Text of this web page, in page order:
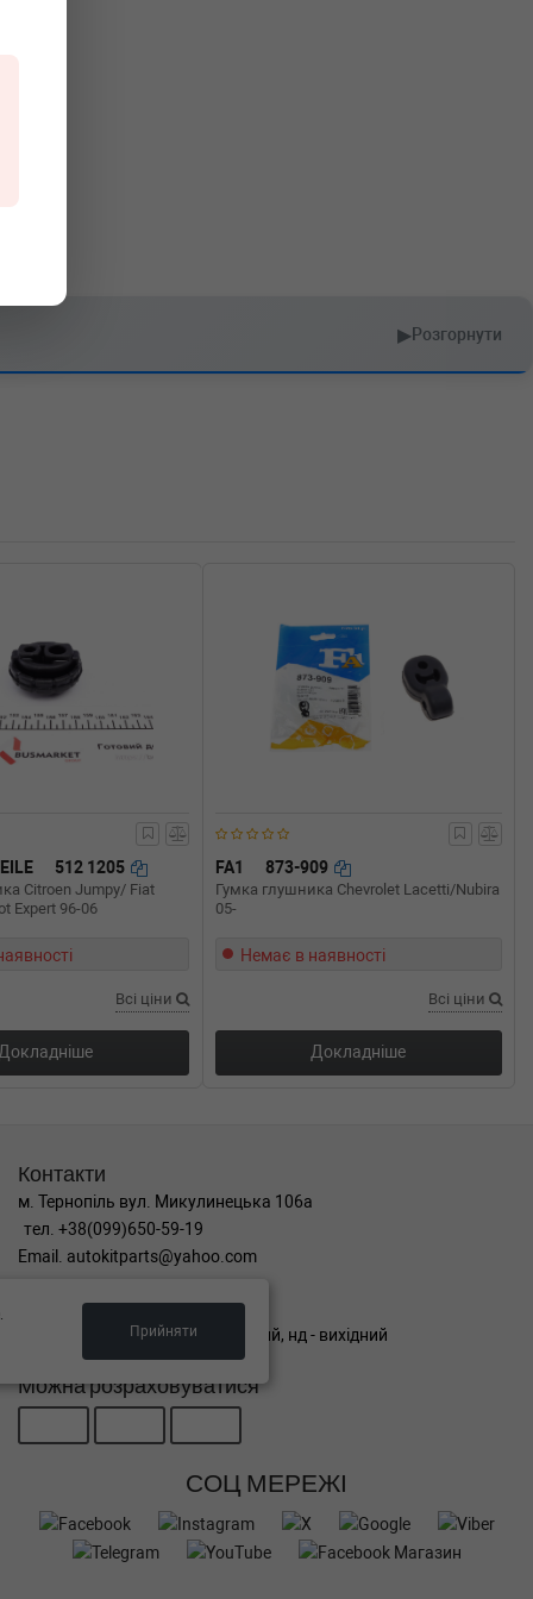
▶Розгорнути
512 1205
Citroen Jumpy/ Fiat
Expert 96-06
Всі ціни
Докладніше
FA1 873-909
Гумка глушника Chevrolet Lacetti/Nubira
05-
Немає в наявності
Всі ціни
Докладніше
Контакти
м. Тернопіль вул. Микулинецька 106а
тел. +38(099)650-59-19
Email. autokitparts@yahoo.com
Графік роботи
пн-пт з 9:00 до 17:00, сб - вихідний, нд - вихідний
Можна розраховуватися
СОЦ МЕРЕЖІ
Прийняти